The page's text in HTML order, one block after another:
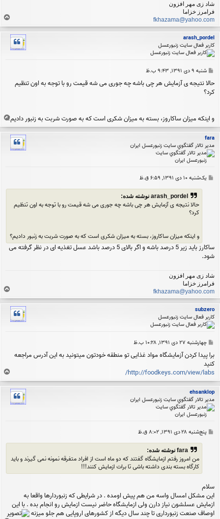
شاد زی مهر افزون
فرامرز خزاما
fkhazama@yahoo.com
ا
ل
arash_pordel
کاربر فعال سایت زنبورعسل
پ
ت
شنبه ۹ دی ۱۳۹۱, ۹:۴۳ ب.ظ
حالا نتیجه ی آزمایش هر چی باشه چه جوری می شه قیمت رو با توجه به اون تنظیم
کرد؟
و اینکه میزان ساکاروز، بسته به میزان شکری است که به صورت شربت به زنبور دادیم؟
ا
ل
fara
مدير تالار گفتگوي سايت زنبورعسل ايران
پ یک‌شنبه ۱۰ دی ۱۳۹۱, ۶:۵۹ ق.ظ
arash_pordel نوشته شده:
حالا نتیجه ی آزمایش هر چی باشه چه جوری می شه قیمت رو با توجه به اون تنظیم
کرد؟
و اینکه میزان ساکاروز، بسته به میزان شکری است که به صورت شربت به زنبور دادیم؟
ساکارز باید زیر 5 درصد باشه و اگر بالای 5 درصد باشد عسل تغذیه ای در نظر گرفته می
شود.
شاد زی مهر افزون
فرامرز خزاما
fkhazama@yahoo.com
ا
ل
subzero
کاربر فعال سایت زنبورعسل
پ
ت
چهارشنبه ۲۷ دی ۱۳۹۱, ۱۰:۲۸ ب.ظ
برا پیدا کردن آزمایشگاه مواد غذایی تو منطقه خودتون میتونید به این آدرس مراجعه
کنید
http://foodkeys.com/view/labs/
ا
ل
ehsanklop
مدير تالار گفتگوي سايت زنبورعسل ايران
پ پنج‌شنبه ۲۸ دی ۱۳۹۱, ۸:۰۲ ق.ظ
fara نوشته شده:
من امروز رفتم ازمایشگاه گفتند که دو ماه است از افراد متفرقه نمونه نمی گیرند و باید
کارگاه بسته بندی داشته باشی تا برات ازمایش کنند!!!
سلام
این مشکل امسال واسه من هم پیش اومده . در شرایطی که زنبوردارها واقعا به
ازمایش عسلشون نیاز دارن ولی ازمایشگاه حاضر نیست ازمایش رو انجام بده . با این
اوصاف صنعت زنبورداری تا چند سال دیگه از کشورهای اروپایی هم جلو میزنه